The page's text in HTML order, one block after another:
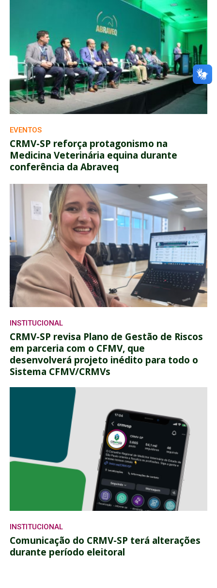
EVENTOS
CRMV-SP reforça protagonismo na
Medicina Veterinária equina durante
conferência da Abraveq
INSTITUCIONAL
CRMV-SP revisa Plano de Gestão de Riscos
em parceria com o CFMV, que
desenvolverá projeto inédito para todo o
Sistema CFMV/CRMVs
INSTITUCIONAL
Comunicação do CRMV-SP terá alterações
durante período eleitoral